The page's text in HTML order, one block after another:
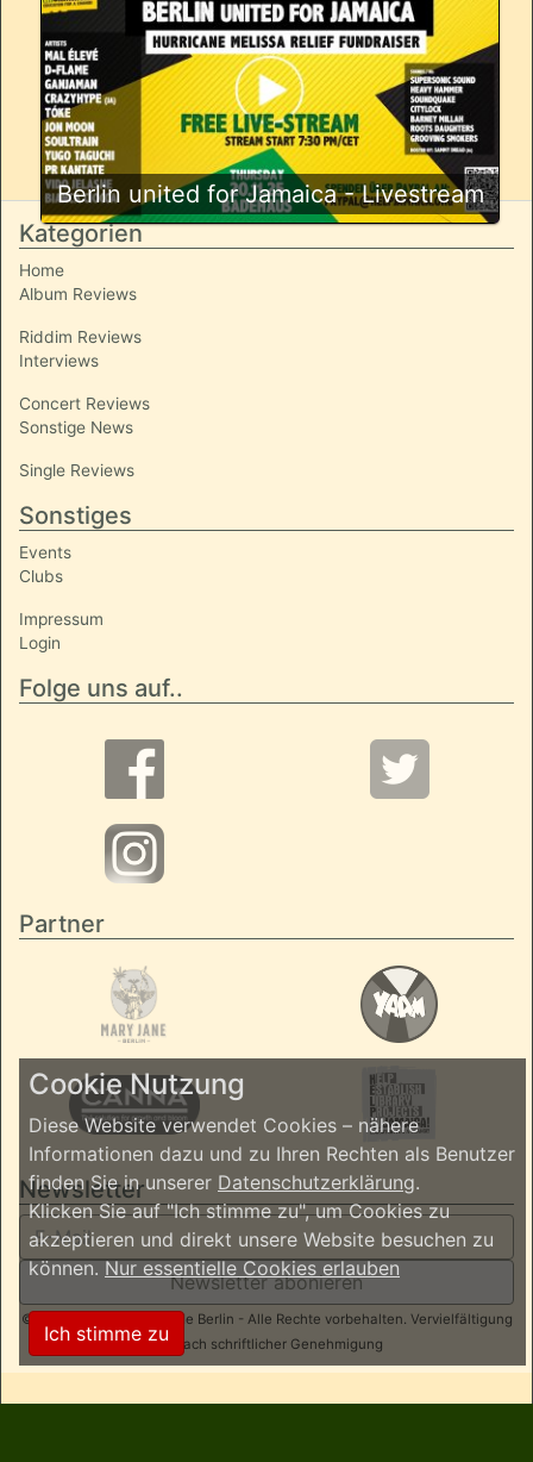
Berlin united for Jamaica - Livestream
Kategorien
Home
Album Reviews
Riddim Reviews
Interviews
Concert Reviews
Sonstige News
Single Reviews
Sonstiges
Events
Clubs
Impressum
Login
Folge uns auf..
Partner
Newsletter
Newsletter abonieren
© 2026 ReggaeInBerlin.de Berlin - Alle Rechte vorbehalten. Vervielfältigung
nur nach schriftlicher Genehmigung
Cookie Nutzung
Diese Website verwendet Cookies – nähere
Informationen dazu und zu Ihren Rechten als Benutzer
finden Sie in unserer Datenschutzerklärung.
Klicken Sie auf "Ich stimme zu", um Cookies zu
akzeptieren und direkt unsere Website besuchen zu
können.Nur essentielle Cookies erlauben
Ich stimme zu